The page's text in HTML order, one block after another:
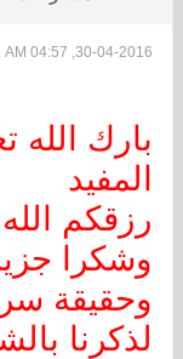
30-04-2016, 04:57 AM
بارك الله
المفيد
رزقكم
وشكرا
وحقيقة
لذكرنا